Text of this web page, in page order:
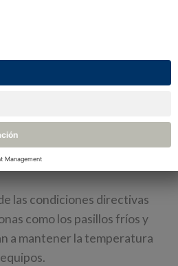
y son ampliamente
datos
las condiciones directivas
como los pasillos fríos y
a mantener la temperatura